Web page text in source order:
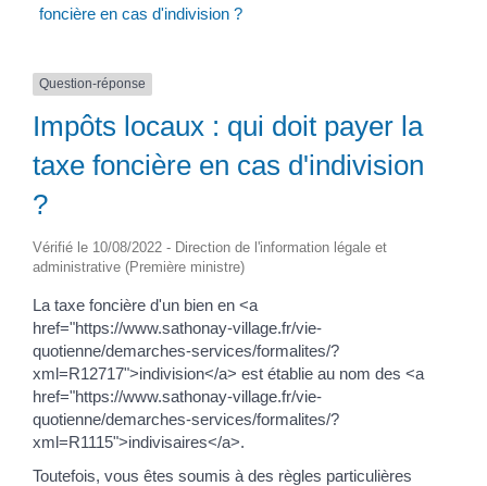
foncière en cas d'indivision ?
Question-réponse
Impôts locaux : qui doit payer la
taxe foncière en cas d'indivision
?
Vérifié le 10/08/2022 - Direction de l'information légale et
administrative (Première ministre)
La taxe foncière d'un bien en <a
href="https://www.sathonay-village.fr/vie-
quotienne/demarches-services/formalites/?
xml=R12717">indivision</a> est établie au nom des <a
href="https://www.sathonay-village.fr/vie-
quotienne/demarches-services/formalites/?
xml=R1115">indivisaires</a>.
Toutefois, vous êtes soumis à des règles particulières